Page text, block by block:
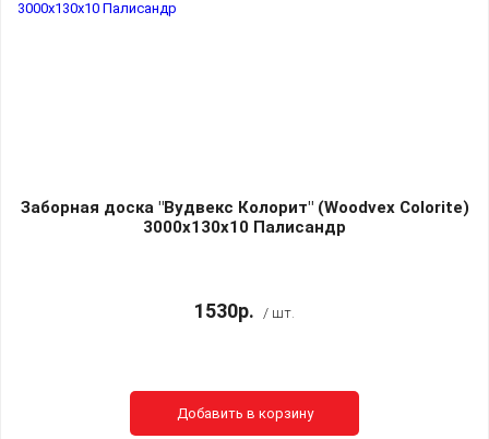
Заборная доска "Вудвекс Колорит" (Woodvex Colorite)
3000х130х10 Палисандр
1530р. / шт.
Добавить в корзину